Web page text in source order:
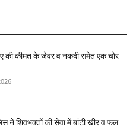
की कीमत के जेवर व नकदी समेत एक चोर
ने शिवभक्तों की सेवा में बांटी खीर व फल